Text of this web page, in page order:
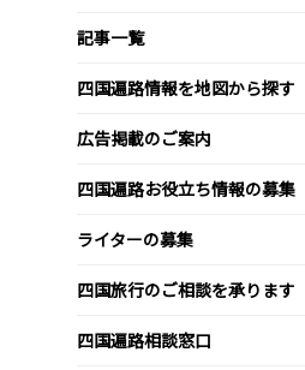
記事一覧
四国遍路情報を地図から探す
広告掲載のご案内
四国遍路お役立ち情報の募集
ライターの募集
四国旅行のご相談を承ります
四国遍路相談窓口